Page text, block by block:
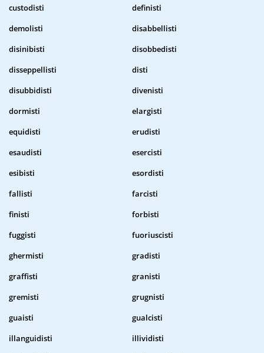
custodisti
definisti
demolisti
disabbellisti
disinibisti
disobbedisti
disseppellisti
disti
disubbidisti
divenisti
dormisti
elargisti
equidisti
erudisti
esaudisti
esercisti
esibisti
esordisti
fallisti
farcisti
finisti
forbisti
fuggisti
fuoriuscisti
ghermisti
gradisti
graffisti
granisti
gremisti
grugnisti
guaisti
gualcisti
illanguidisti
illividisti